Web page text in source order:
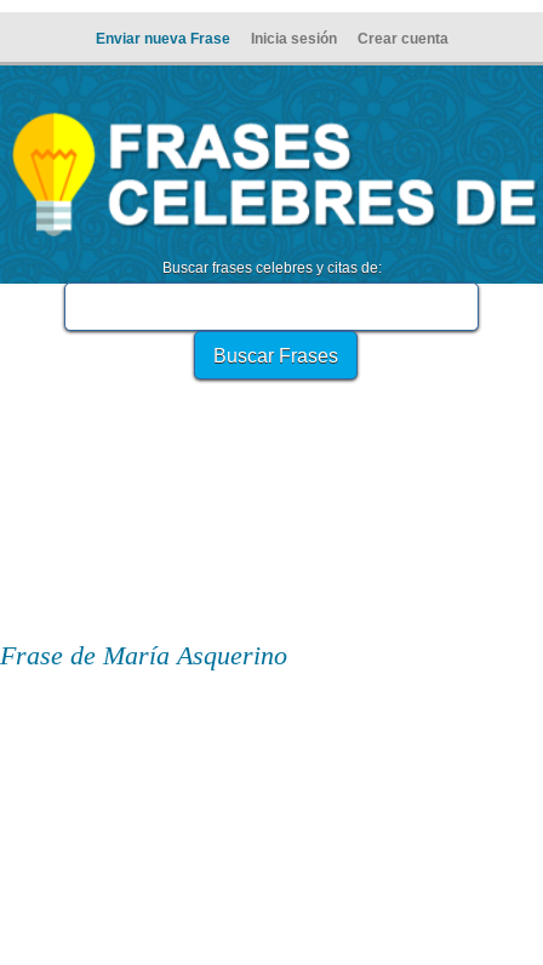
Enviar nueva Frase Inicia sesión Crear cuenta
Buscar frases celebres y citas de:
Frase de María Asquerino